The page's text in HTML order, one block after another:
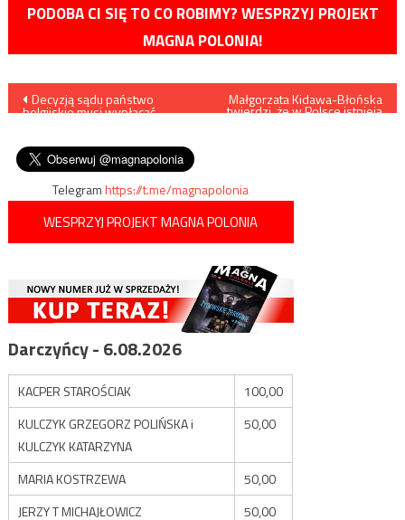
PODOBA CI SIĘ TO CO ROBIMY? WESPRZYJ PROJEKT
MAGNA POLONIA!
Nawigacja
Decyzją sądu państwo
belgijskie musi wypłacać
Małgorzata Kidawa-Błońska
twierdzi, że w Polsce istnieją
Telegramhttps://t.me/magnapolonia
WESPRZYJ PROJEKT MAGNA POLONIA
Darczyńcy - 6.08.2026
KACPER STAROŚCIAK
100,00
KULCZYK GRZEGORZ POLIŃSKA i
KULCZYK KATARZYNA
50,00
MARIA KOSTRZEWA
50,00
JERZY T MICHAJŁOWICZ
50,00